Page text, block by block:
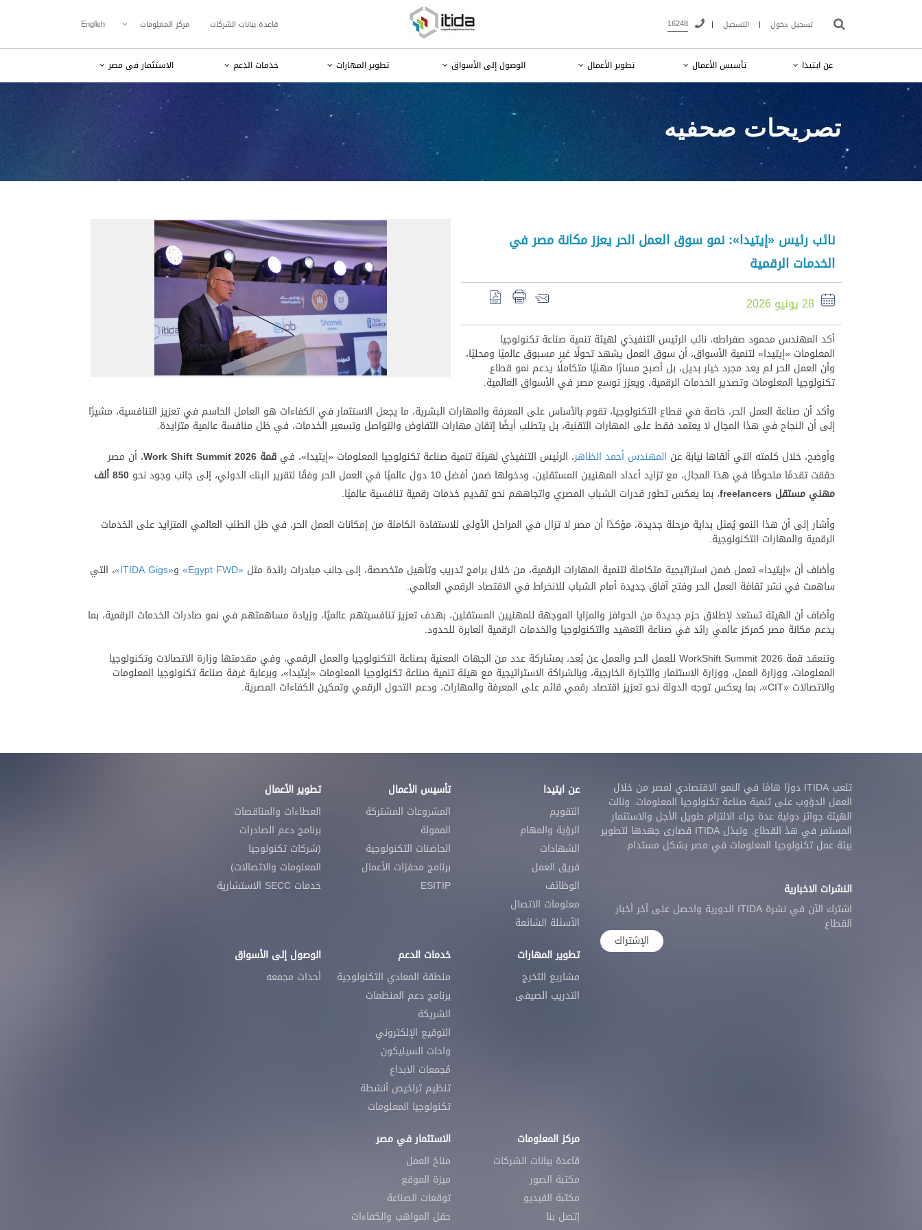
تسجيل دخول | التسجيل |
16248 قاعدة بيانات الشركات مركز المعلومات English
عن ايتيدا تأسيس الأعمال تطوير الأعمال الوصول إلى الأسواق تطوير المهارات خدمات الدعم الاستثمار في مصر
تصريحات صحفيه
نائب رئيس «إيتيدا»: نمو سوق العمل الحر يعزز مكانة مصر في
الخدمات الرقمية
28 يونيو 2026
أكد المهندس محمود صفراطه، نائب الرئيس التنفيذي لهيئة تنمية صناعة تكنولوجيا
المعلومات «إيتيدا» لتنمية الأسواق، أن سوق العمل يشهد تحولًا غير مسبوق عالميًا ومحليًا،
وأن العمل الحر لم يعد مجرد خيار بديل، بل أصبح مسارًا مهنيًا متكاملًا يدعم نمو قطاع
تكنولوجيا المعلومات وتصدير الخدمات الرقمية، ويعزز توسع مصر في الأسواق العالمية.
وأكد أن صناعة العمل الحر، خاصة في قطاع التكنولوجيا، تقوم بالأساس على المعرفة والمهارات البشرية، ما يجعل الاستثمار في الكفاءات هو العامل الحاسم في تعزيز التنافسية، مشيرًا
إلى أن النجاح في هذا المجال لا يعتمد فقط على المهارات التقنية، بل يتطلب أيضًا إتقان مهارات التفاوض والتواصل وتسعير الخدمات، في ظل منافسة عالمية متزايدة.
وأوضح، خلال كلمته التي ألقاها نيابة عن المهندس أحمد الظاهر، الرئيس التنفيذي لهيئة تنمية صناعة تكنولوجيا المعلومات «إيتيدا»، في قمة Work Shift Summit 2026، أن مصر
حققت تقدمًا ملحوظًا في هذا المجال، مع تزايد أعداد المهنيين المستقلين، ودخولها ضمن أفضل 10 دول عالميًا في العمل الحر وفقًا لتقرير البنك الدولي، إلى جانب وجود نحو
850 ألف
مهني مستقل freelancers، بما يعكس تطور قدرات الشباب المصري واتجاههم نحو تقديم خدمات رقمية تنافسية عالميًا.
وأشار إلى أن هذا النمو يُمثل بداية مرحلة جديدة، مؤكدًا أن مصر لا تزال في المراحل الأولى للاستفادة الكاملة من إمكانات العمل الحر، في ظل الطلب العالمي المتزايد على الخدمات
الرقمية والمهارات التكنولوجية.
وأضاف أن «إيتيدا» تعمل ضمن استراتيجية متكاملة لتنمية المهارات الرقمية، من خلال برامج تدريب وتأهيل متخصصة، إلى جانب مبادرات رائدة مثل «Egypt FWD» و«ITIDA Gigs»
، التي
ساهمت في نشر ثقافة العمل الحر وفتح آفاق جديدة أمام الشباب للانخراط في الاقتصاد الرقمي العالمي.
وأضاف أن الهيئة تستعد لإطلاق حزم جديدة من الحوافز والمزايا الموجهة للمهنيين المستقلين، بهدف تعزيز تنافسيتهم عالميًا، وزيادة مساهمتهم في نمو صادرات الخدمات الرقمية، بما
يدعم مكانة مصر كمركز عالمي رائد في صناعة التعهيد والتكنولوجيا والخدمات الرقمية العابرة للحدود.
وتنعقد قمة WorkShift Summit 2026 للعمل الحر والعمل عن بُعد، بمشاركة عدد من الجهات المعنية بصناعة التكنولوجيا والعمل الرقمي، وفي مقدمتها وزارة الاتصالات وتكنولوجيا
المعلومات، ووزارة العمل، ووزارة الاستثمار والتجارة الخارجية، وبالشراكة الاستراتيجية مع هيئة تنمية صناعة تكنولوجيا المعلومات «إيتيدا»، وبرعاية غرفة صناعة تكنولوجيا المعلومات
والاتصالات «CIT»، بما يعكس توجه الدولة نحو تعزيز اقتصاد رقمي قائم على المعرفة والمهارات، ودعم التحول الرقمي وتمكين الكفاءات المصرية.
تلعب ITIDA دورًا هامًا في النمو الاقتصادي لمصر من خلال
العمل الدؤوب على تنمية صناعة تكنولوجيا المعلومات. ونالت
الهيئة جوائز دولية عدة جراء الالتزام طويل الأجل والاستثمار
المستمر في هذ القطاع. وتبذل ITIDA قصارى جهدها لتطوير
بيئة عمل تكنولوجيا المعلومات في مصر بشكل مستدام.
النشرات الاخبارية
اشترك الآن في نشرة ITIDA الدورية واحصل على آخر أخبار
القطاع
الإشتراك
عن ايتيدا
التقويم
الرؤية والمهام
الشهادات
فريق العمل
الوظائف
معلومات الاتصال
الأسئلة الشائعة
تأسيس الأعمال
المشروعات المشتركة
الممولة
الحاضنات التكنولوجية
برنامج محفزات الأعمال
ESITIP
تطوير الأعمال
العطاءات والمناقصات
برنامج دعم الصادرات
(شركات تكنولوجيا
المعلومات والاتصالات)
خدمات SECC الاستشارية
تطوير المهارات
مشاريع التخرج
التدريب الصيفى
خدمات الدعم
منطقة المعادي التكنولوجية
برنامج دعم المنظمات
الشريكة
التوقيع الإلكتروني
واحات السيليكون
مُجمعات الابداع
تنظيم تراخيص أنشطة
تكنولوجيا المعلومات
الوصول إلى الأسواق
أحداث مجمعه
مركز المعلومات
قاعدة بيانات الشركات
مكتبة الصور
مكتبة الفيديو
إتصل بنا
الاستثمار في مصر
مناخ العمل
ميزة الموقع
توقعات الصناعة
حقل المواهب والكفاءات